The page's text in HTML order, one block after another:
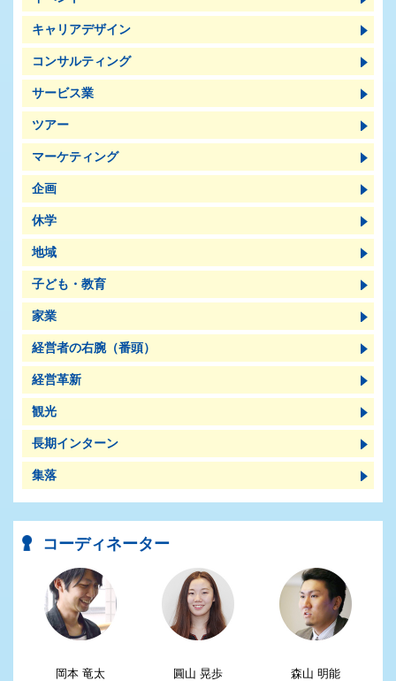
キャリアデザイン
コンサルティング
サービス業
ツアー
マーケティング
企画
休学
地域
子ども・教育
家業
経営者の右腕（番頭）
経営革新
観光
長期インターン
集落
コーディネーター
岡本 竜太 圓山 晃歩 森山 明能